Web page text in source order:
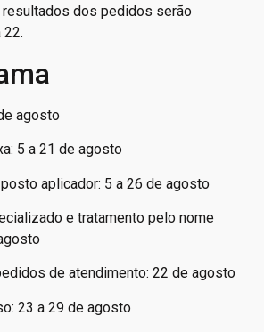
resultados dos pedidos serão
22.
agosto
5 a 21 de agosto
aplicador: 5 a 26 de agosto
e tratamento pelo nome
de atendimento: 22 de agosto
23 a 29 de agosto